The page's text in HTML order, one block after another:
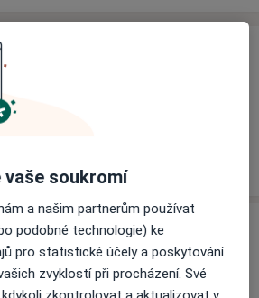
a cenách nejsou k dispozici
nepřidával žádné informace o
spec. - chirurgie
Hostinné54371
vaše soukromí
a našim partnerům používat
podobné technologie) ke
pro statistické účely a poskytování
zvyklostí při procházení. Své